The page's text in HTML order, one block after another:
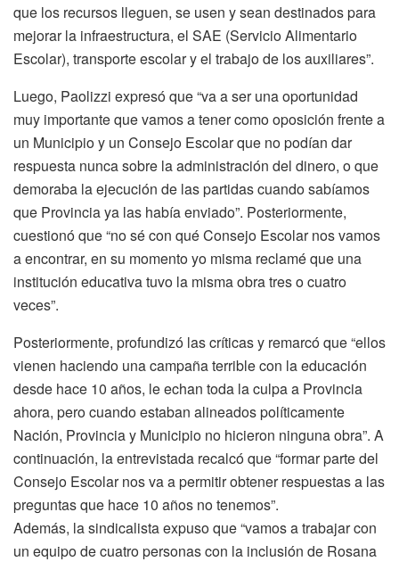
que los recursos lleguen, se usen y sean destinados para
mejorar la infraestructura, el SAE (Servicio Alimentario
Escolar), transporte escolar y el trabajo de los auxiliares”.
Luego, Paolizzi expresó que “va a ser una oportunidad
muy importante que vamos a tener como oposición frente a
un Municipio y un Consejo Escolar que no podían dar
respuesta nunca sobre la administración del dinero, o que
demoraba la ejecución de las partidas cuando sabíamos
que Provincia ya las había enviado”. Posteriormente,
cuestionó que “no sé con qué Consejo Escolar nos vamos
a encontrar, en su momento yo misma reclamé que una
institución educativa tuvo la misma obra tres o cuatro
veces”.
Posteriormente, profundizó las críticas y remarcó que “ellos
vienen haciendo una campaña terrible con la educación
desde hace 10 años, le echan toda la culpa a Provincia
ahora, pero cuando estaban alineados políticamente
Nación, Provincia y Municipio no hicieron ninguna obra”. A
continuación, la entrevistada recalcó que “formar parte del
Consejo Escolar nos va a permitir obtener respuestas a las
preguntas que hace 10 años no tenemos”.
Además, la sindicalista expuso que “vamos a trabajar con
un equipo de cuatro personas con la inclusión de Rosana